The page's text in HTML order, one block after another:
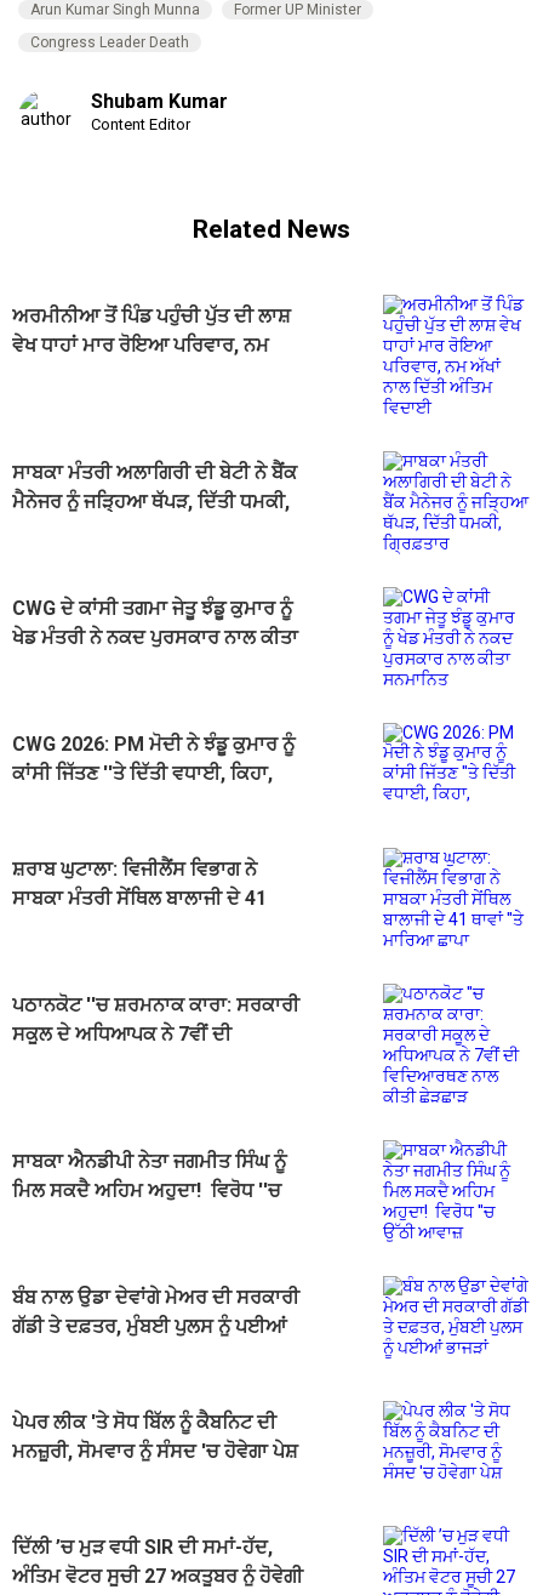
Arun Kumar Singh Munna
Former UP Minister
Congress Leader Death
Shubam Kumar
Content Editor
Related News
ਅਰਮੀਨੀਆ ਤੋਂ ਪਿੰਡ ਪਹੁੰਚੀ ਪੁੱਤ ਦੀ ਲਾਸ਼
ਵੇਖ ਧਾਹਾਂ ਮਾਰ ਰੋਇਆ ਪਰਿਵਾਰ, ਨਮ
ਸਾਬਕਾ ਮੰਤਰੀ ਅਲਾਗਿਰੀ ਦੀ ਬੇਟੀ ਨੇ ਬੈਂਕ
ਮੈਨੇਜਰ ਨੂੰ ਜੜ੍ਹਿਆ ਥੱਪੜ, ਦਿੱਤੀ ਧਮਕੀ,
CWG ਦੇ ਕਾਂਸੀ ਤਗਮਾ ਜੇਤੂ ਝੰਡੂ ਕੁਮਾਰ ਨੂੰ
ਖੇਡ ਮੰਤਰੀ ਨੇ ਨਕਦ ਪੁਰਸਕਾਰ ਨਾਲ ਕੀਤਾ
CWG 2026: PM ਮੋਦੀ ਨੇ ਝੰਡੂ ਕੁਮਾਰ ਨੂੰ
ਕਾਂਸੀ ਜਿੱਤਣ ''ਤੇ ਦਿੱਤੀ ਵਧਾਈ, ਕਿਹਾ,
ਸ਼ਰਾਬ ਘੁਟਾਲਾ: ਵਿਜੀਲੈਂਸ ਵਿਭਾਗ ਨੇ
ਸਾਬਕਾ ਮੰਤਰੀ ਸੇਂਥਿਲ ਬਾਲਾਜੀ ਦੇ 41
ਪਠਾਨਕੋਟ ''ਚ ਸ਼ਰਮਨਾਕ ਕਾਰਾ: ਸਰਕਾਰੀ
ਸਕੂਲ ਦੇ ਅਧਿਆਪਕ ਨੇ 7ਵੀਂ ਦੀ
ਸਾਬਕਾ ਐਨਡੀਪੀ ਨੇਤਾ ਜਗਮੀਤ ਸਿੰਘ ਨੂੰ
ਮਿਲ ਸਕਦੈ ਅਹਿਮ ਅਹੁਦਾ! ਵਿਰੋਧ ''ਚ
ਬੰਬ ਨਾਲ ਉਡਾ ਦੇਵਾਂਗੇ ਮੇਅਰ ਦੀ ਸਰਕਾਰੀ
ਗੱਡੀ ਤੇ ਦਫ਼ਤਰ, ਮੁੰਬਈ ਪੁਲਸ ਨੂੰ ਪਈਆਂ
ਪੇਪਰ ਲੀਕ 'ਤੇ ਸੋਧ ਬਿੱਲ ਨੂੰ ਕੈਬਨਿਟ ਦੀ
ਮਨਜ਼ੂਰੀ, ਸੋਮਵਾਰ ਨੂੰ ਸੰਸਦ 'ਚ ਹੋਵੇਗਾ ਪੇਸ਼
ਦਿੱਲੀ ’ਚ ਮੁੜ ਵਧੀ SIR ਦੀ ਸਮਾਂ-ਹੱਦ,
ਅੰਤਿਮ ਵੋਟਰ ਸੂਚੀ 27 ਅਕਤੂਬਰ ਨੂੰ ਹੋਵੇਗੀ